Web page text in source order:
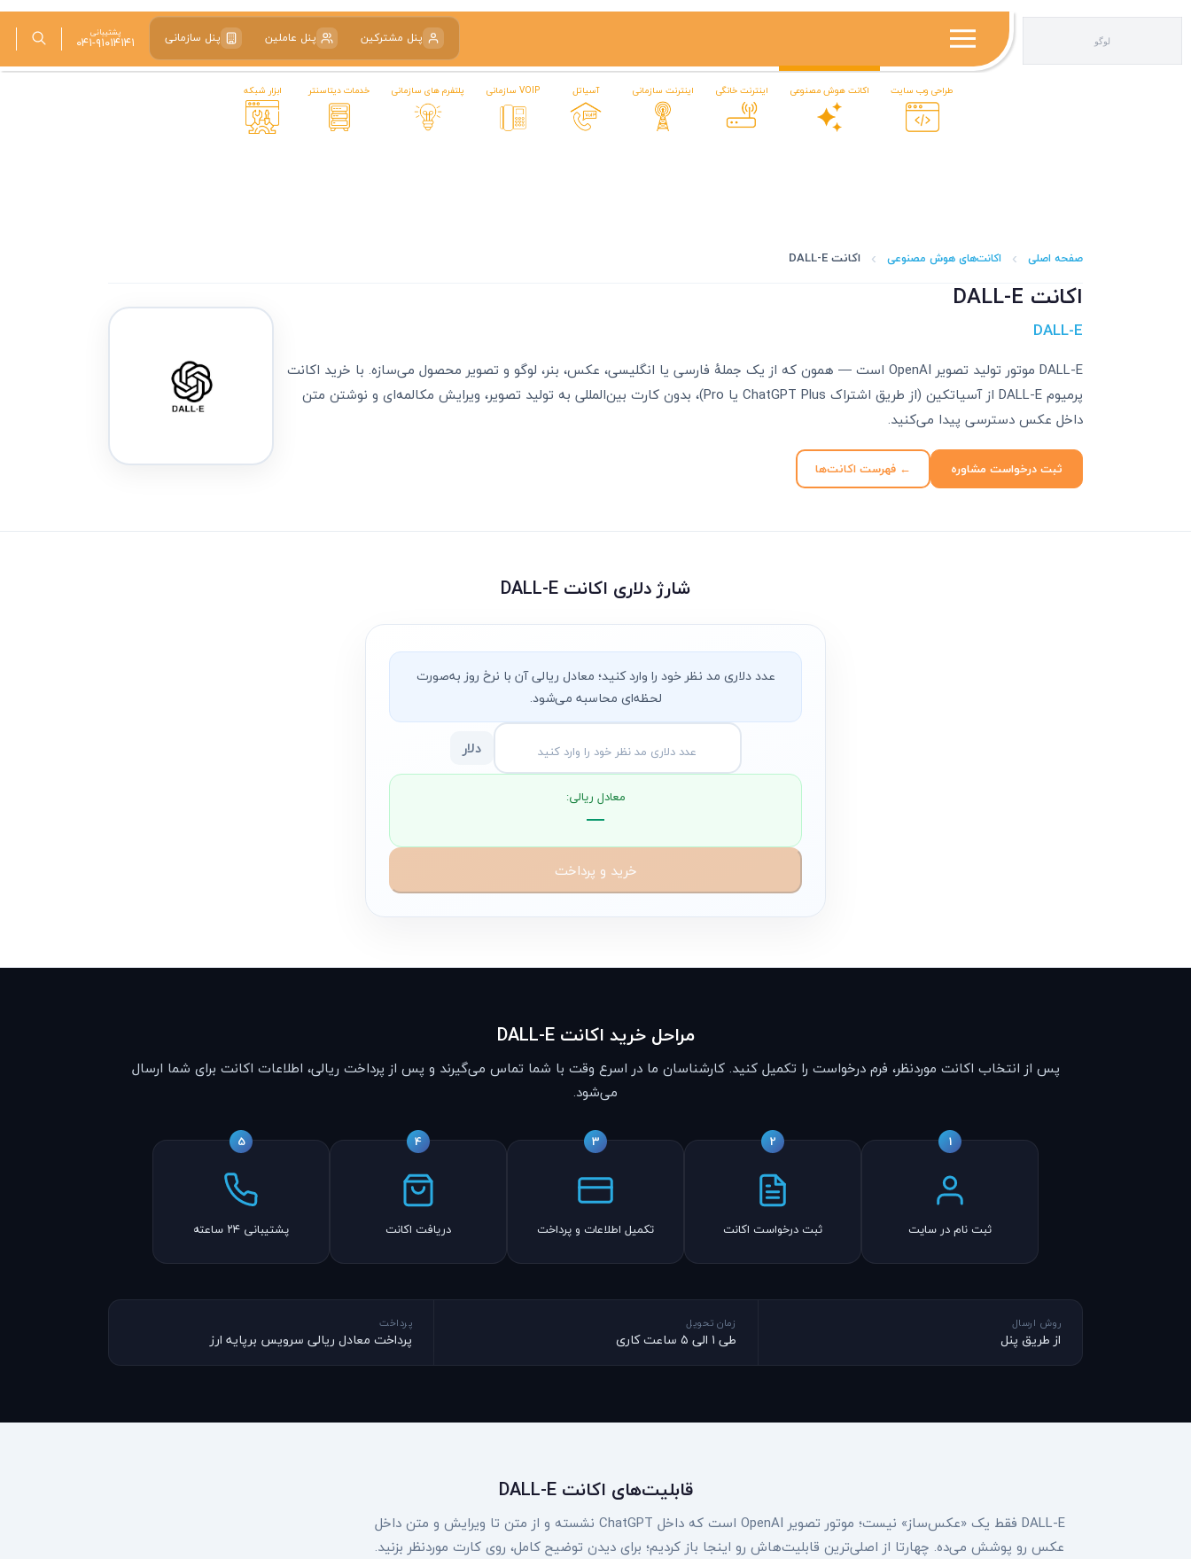
آسیاتکین | اینترنت ADSL، VDSL، LTE و VoIP تبریز
پنل مشترکین پنل عاملین پنل سازمانی پشتیبانی
۰۴۱-۹۱۰۱۴۱۴۱
طراحی وب سایت اکانت هوش مصنوعی اینترنت خانگی اینترنت سازمانی آسیاتل VOIP سازمانی پلتفرم های سازمانی خدمات دیتاسنتر ابزار شبکه
صفحه اصلی اکانت‌های هوش مصنوعی اکانت DALL-E
اکانت DALL-E
DALL-E
DALL-E موتور تولید تصویر OpenAI است — همون که از یک جملهٔ فارسی یا انگلیسی، عکس، بنر، لوگو و تصویر محصول می‌سازه. با خرید اکانت
پرمیوم DALL-E از آسیاتکین (از طریق اشتراک ChatGPT Plus یا Pro)، بدون کارت بین‌المللی به تولید تصویر، ویرایش مکالمه‌ای و نوشتن متن
داخل عکس دسترسی پیدا می‌کنید.
ثبت درخواست مشاوره ← فهرست اکانت‌ها
شارژ دلاری اکانت DALL-E
عدد دلاری مد نظر خود را وارد کنید؛ معادل ریالی آن با نرخ روز به‌صورت
لحظه‌ای محاسبه می‌شود.
دلار
معادل ریالی:
—
خرید و پرداخت
مراحل خرید اکانت DALL-E
پس از انتخاب اکانت موردنظر، فرم درخواست را تکمیل کنید. کارشناسان ما در اسرع وقت با شما تماس می‌گیرند و پس از پرداخت ریالی، اطلاعات اکانت برای شما ارسال
می‌شود.
1
ثبت نام در سایت
2
ثبت درخواست اکانت
3
تکمیل اطلاعات و پرداخت
4
دریافت اکانت
5
پشتیبانی ۲۴ ساعته
روش ارسال
از طریق پنل
زمان تحویل
طی ۱ الی ۵ ساعت کاری
پرداخت
پرداخت معادل ریالی سرویس برپایه ارز
قابلیت‌های اکانت DALL-E
DALL-E فقط یک «عکس‌ساز» نیست؛ موتور تصویر OpenAI است که داخل ChatGPT نشسته و از متن تا ویرایش و متن داخل
عکس رو پوشش می‌ده. چهارتا از اصلی‌ترین قابلیت‌هاش رو اینجا باز کردیم؛ برای دیدن توضیح کامل، روی کارت موردنظر بزنید.